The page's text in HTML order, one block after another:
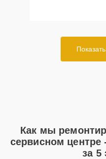
Как мы
сервисном
за 5